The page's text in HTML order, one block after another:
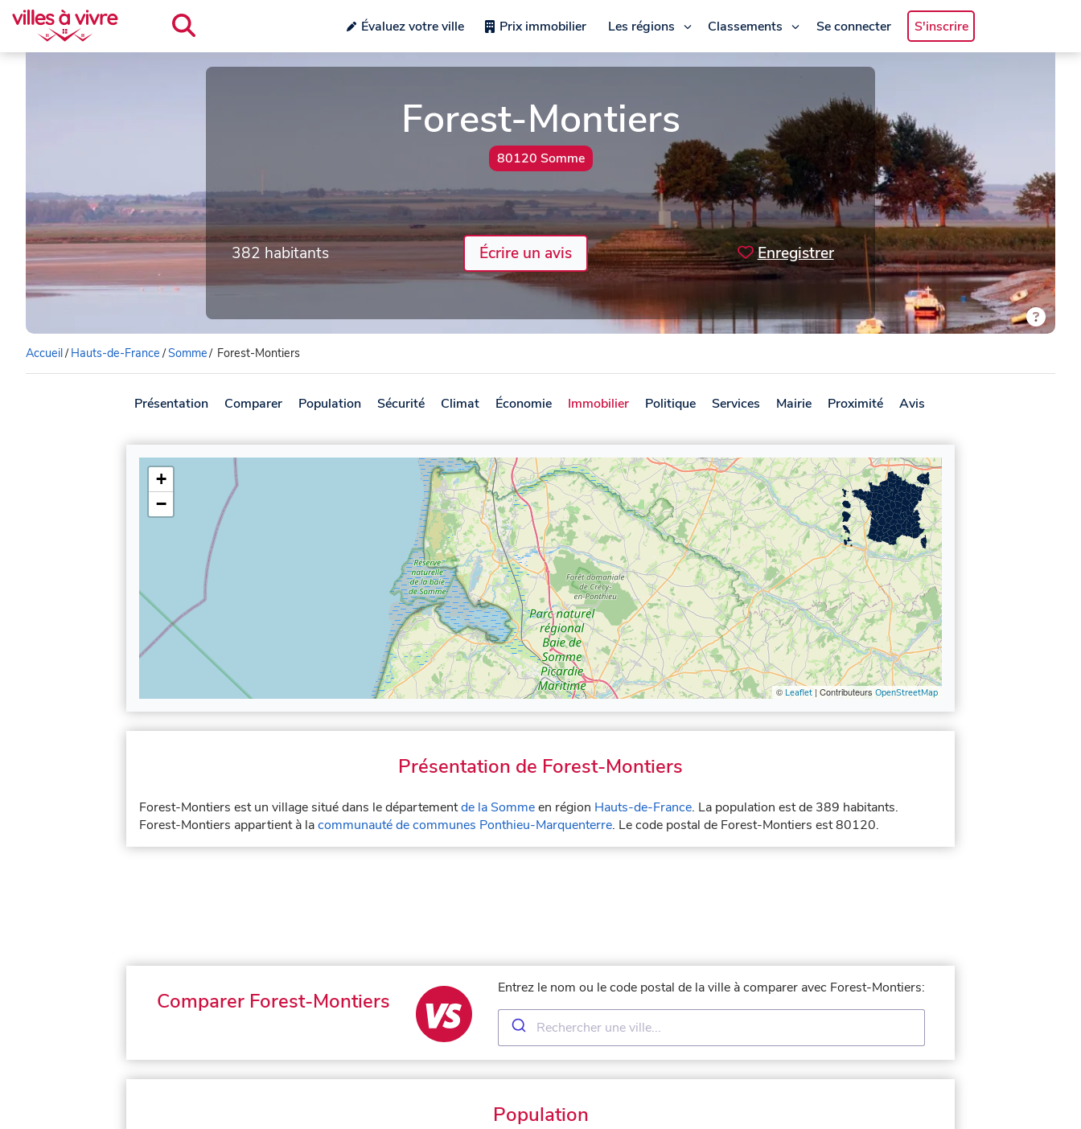
Évaluez votre ville Prix immobilier Les régions Classements Se connecter S'inscrire
Forest-Montiers
80120 Somme
382 habitants Écrire un avis Enregistrer
Accueil/ Hauts-de-France/Somme/ Forest-Montiers
Présentation Comparer Population Sécurité Climat Économie Immobilier Politique Services Mairie Proximité Avis
+
−
© Leaflet | Contributeurs OpenStreetMap
Présentation de Forest-Montiers
Forest-Montiers est un village situé dans le départementde la Sommeen région Hauts-de-France. La population est de 389 habitants.
Forest-Montiers appartient à lacommunauté de communes Ponthieu-Marquenterre. Le code postal de Forest-Montiers est 80120.
Comparer Forest-Montiers
Entrez le nom ou le code postal de la ville à comparer avec Forest-Montiers:
Population